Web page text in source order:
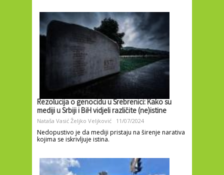
Rezolucija o genocidu u Srebrenici: Kako su
mediji u Srbiji i BiH vidjeli različite (ne)istine
Nataša Vasić Željko Veljković 11/07/2024
Nedopustivo je da mediji pristaju na širenje narativa
kojima se iskrivljuje istina.